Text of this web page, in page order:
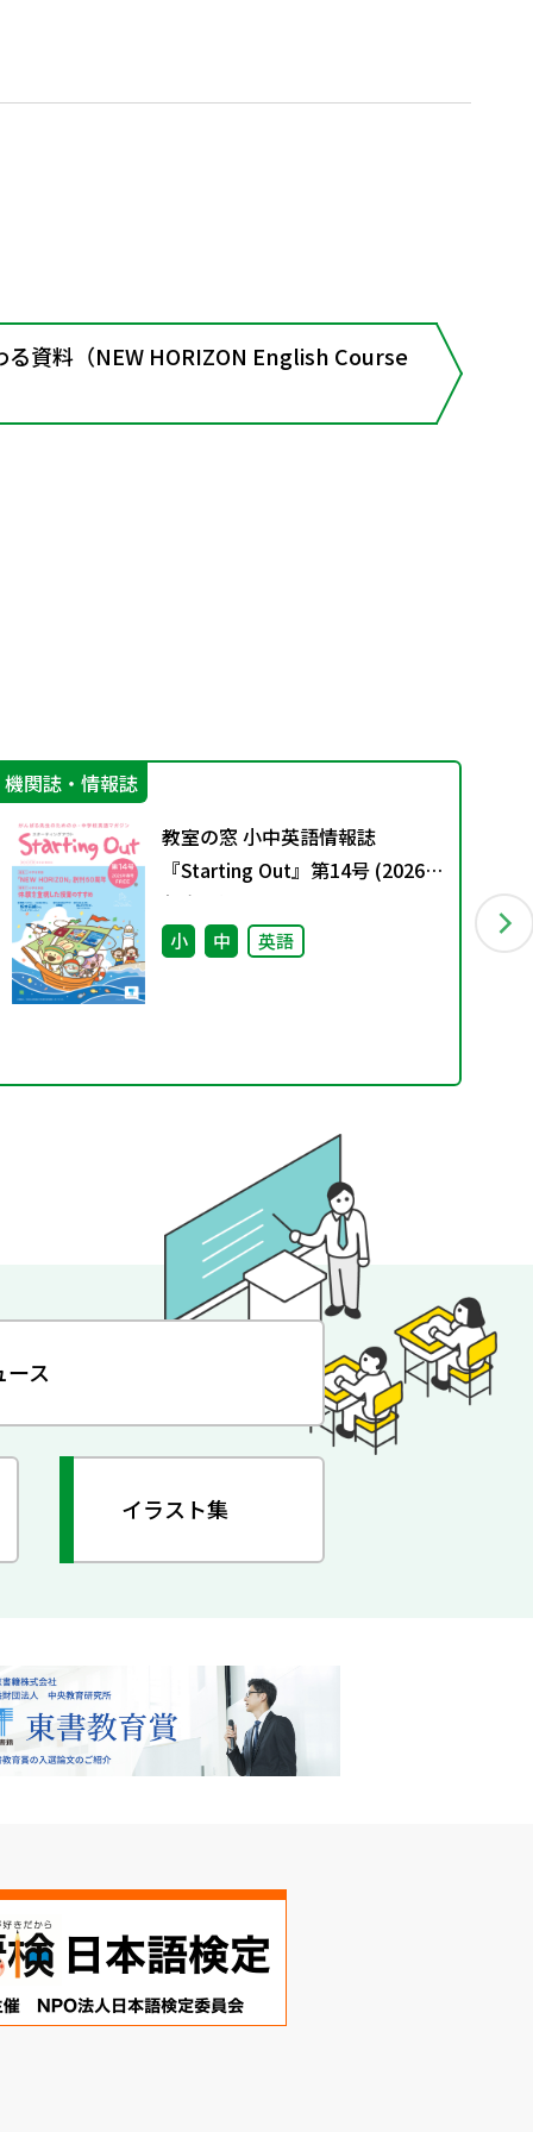
る資料（NEW HORIZON English Course
機関誌・情報誌
教室の窓 小中英語情報誌
『Starting Out』第14号 (2026
年春号)
小 中 英語
ース
イラスト集